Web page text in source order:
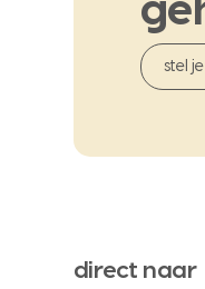
stel
direct naar